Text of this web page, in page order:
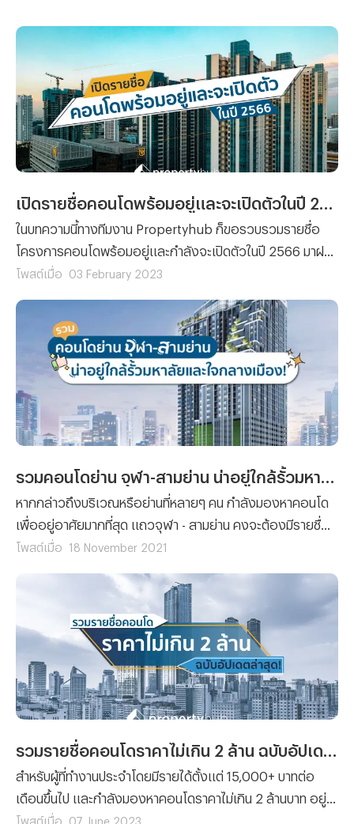
ในบทความนี้ทางทีมงาน Propertyhub ก็ขอรวบรวมรายชื่อ
โครงการคอนโดพร้อมอยู่และกำลังจะเปิดตัวในปี 2566 มาฝาก
ซึ่งเราต้องขอแอบกระซิบเลยว่าแต่ละโครงการเพียบพร้อมไป
การเดินทาง จนทำให้ได้รับความสนใจจากผู้คนทั่วไปและนักลงทุน
ตั้งแต่ยังไม่ได้เริ่มเปิดจอง
โพสต์เมื่อ 03 February 2023
หากกล่าวถึงบริเวณหรือย่านที่หลายๆ คน กำลังมองหาคอนโด
เพื่ออยู่อาศัยมากที่สุด แถวจุฬา - สามย่าน คงจะต้องมีรายชื่อ
ติดอันดับมาอย่างแน่นอน! เพราะฉะนั้นวันนี้ทีมงาน
จุฬา – สามย่าน” กัน ซึ่งจะมีรายชื่อของคอนโดไหนบ้าง เราไป
โพสต์เมื่อ 18 November 2021
สำหรับผู้ที่ทำงานประจำโดยมีรายได้ตั้งแต่ 15,000+ บาทต่อ
เดือนขึ้นไป และกำลังมองหาคอนโดราคาไม่เกิน 2 ล้านบาท อยู่
บทความนี้ก็คงจะเป็นประโยชน์ให้กับคุณอย่างแน่นอน เพราะว่า
โพสต์เมื่อ 07 June 2023